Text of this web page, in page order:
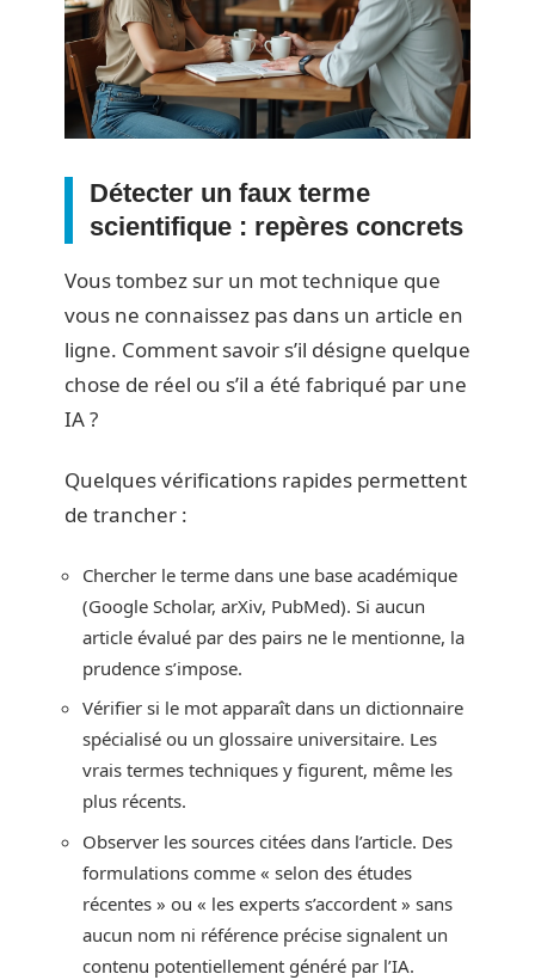
Détecter un faux terme
scientifique : repères concrets
Vous tombez sur un mot technique que
vous ne connaissez pas dans un article en
ligne. Comment savoir s’il désigne quelque
chose de réel ou s’il a été fabriqué par une
IA ?
Quelques vérifications rapides permettent
de trancher :
Chercher le terme dans une base académique
(Google Scholar, arXiv, PubMed). Si aucun
article évalué par des pairs ne le mentionne, la
prudence s’impose.
Vérifier si le mot apparaît dans un dictionnaire
spécialisé ou un glossaire universitaire. Les
vrais termes techniques y figurent, même les
plus récents.
Observer les sources citées dans l’article. Des
formulations comme « selon des études
récentes » ou « les experts s’accordent » sans
aucun nom ni référence précise signalent un
contenu potentiellement généré par l’IA.